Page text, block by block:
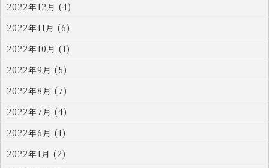
2022年12月 (4)
2022年11月 (6)
2022年10月 (1)
2022年9月 (5)
2022年8月 (7)
2022年7月 (4)
2022年6月 (1)
2022年1月 (2)